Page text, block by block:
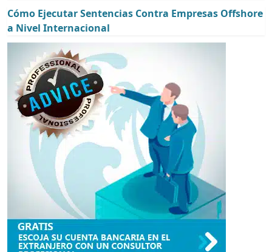
Cómo Ejecutar Sentencias Contra Empresas Offshore
a Nivel Internacional